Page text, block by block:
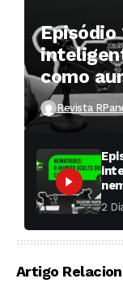
Episódio
como
Revista
2
Artigo